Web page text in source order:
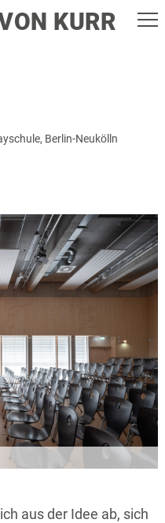
KURR
Berlin-Neukölln
aus der Idee ab, sich